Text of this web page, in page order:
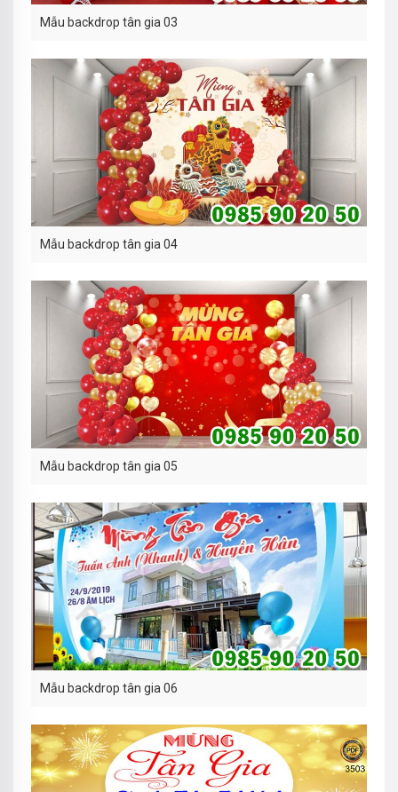
Mẫu backdrop tân gia 03
Mẫu backdrop tân gia 04
Mẫu backdrop tân gia 05
Mẫu backdrop tân gia 06